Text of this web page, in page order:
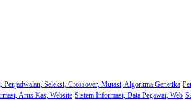
Penjadwalan, Seleksi, Crossover, Mutasi, Algoritma Genetika
Arus Kas, Website Sistem Informasi, Data Pegawai, Web